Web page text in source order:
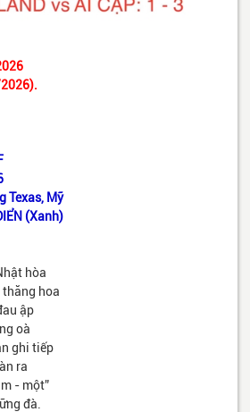
Texas, Mỹ
(Xanh)
hòa
thăng hoa
ập
oà
ghi tiếp
ra
- một”
đà.